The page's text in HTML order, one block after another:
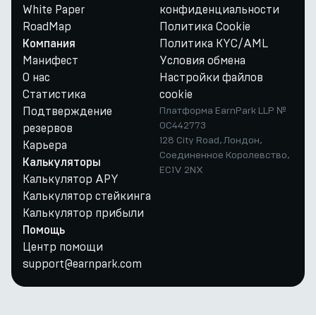
White Paper
RoadMap
Компания
Манифест
О нас
Статистика
Подтверждение
резервов
Карьера
Калькуляторы
Калькулятор APY
Калькулятор стейкинга
Калькулятор прибыли
Помощь
Центр помощи
support@earnpark.com
конфиденциальности
Политика Cookie
Политика KYC/AML
Условия обмена
Настройки файлов
cookie
Платформа EarnPark LLP №
OC442773
128 City Road, Лондон,
Соединенное Королевство,
EC1V 2NX